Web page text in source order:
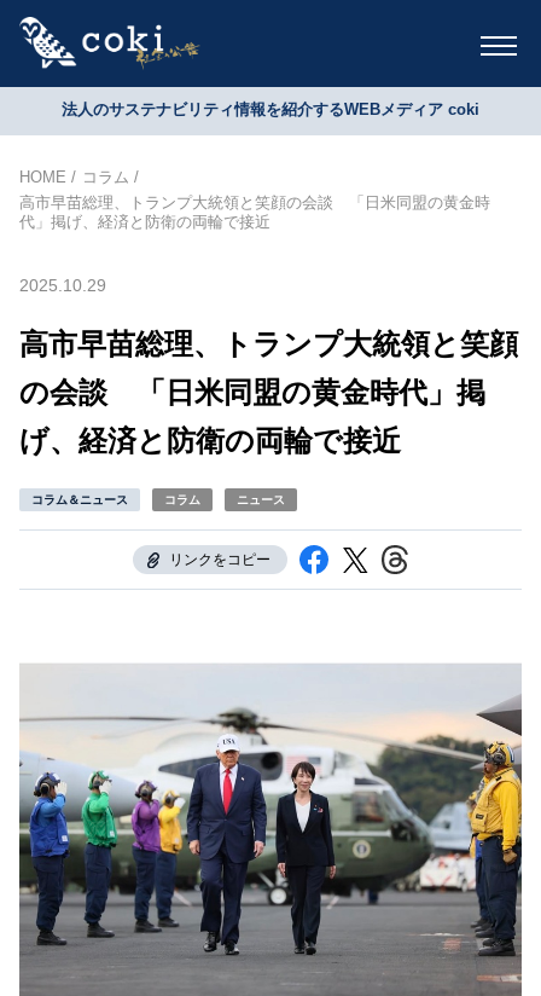
法人のサステナビリティ情報を紹介するWEBメディア coki
HOME
コラム
高市早苗総理、トランプ大統領と笑顔の会談 「日米同盟の黄金時
代」掲げ、経済と防衛の両輪で接近
2025.10.29
高市早苗総理、トランプ大統領と笑顔
の会談 「日米同盟の黄金時代」掲
げ、経済と防衛の両輪で接近
コラム＆ニュース コラム ニュース
リンクをコピー